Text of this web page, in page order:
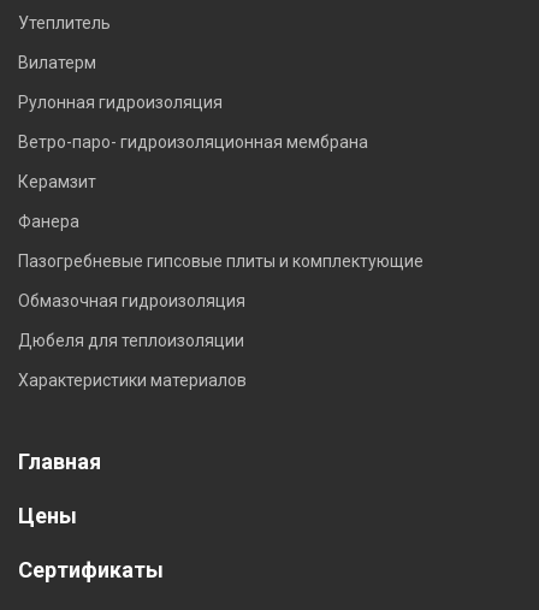
Утеплитель
Вилатерм
Рулонная гидроизоляция
Ветро-паро- гидроизоляционная мембрана
Керамзит
Фанера
Пазогребневые гипсовые плиты и комплектующие
Обмазочная гидроизоляция
Дюбеля для теплоизоляции
Характеристики материалов
Главная
Цены
Сертификаты